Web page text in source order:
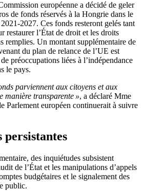
européenne a décidé de geler
de fonds réservés à la Hongrie dans le
2027. Ces fonds resteront gelés tant
restaurer l’État de droit et les droits
remplies. Un montant supplémentaire de
du plan de relance de l’UE est
préoccupations liées à l’indépendance
le pays.
parviennent aux citoyens et aux
manière transparente », a déclaré Mme
Parlement européen continuerait à suivre
persistantes
des inquiétudes subsistent
de l’État et les manipulations d’appels
budgétaires et le signalement des
public.